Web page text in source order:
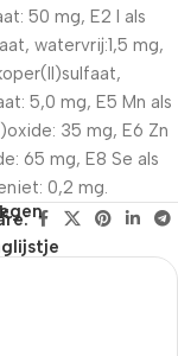
50 mg, E2 I als
watervrij:1,5 mg,
5,0 mg, E5 Mn als
35 mg, E6 Zn
65 mg, E8 Se als
0,2 mg.